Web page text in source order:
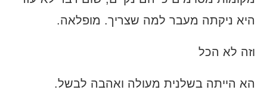
היא ניקתה מעבר למה שצריך. מופלאה.
וזה לא הכל
הא הייתה בשלנית מעולה ואהבה לבשל.